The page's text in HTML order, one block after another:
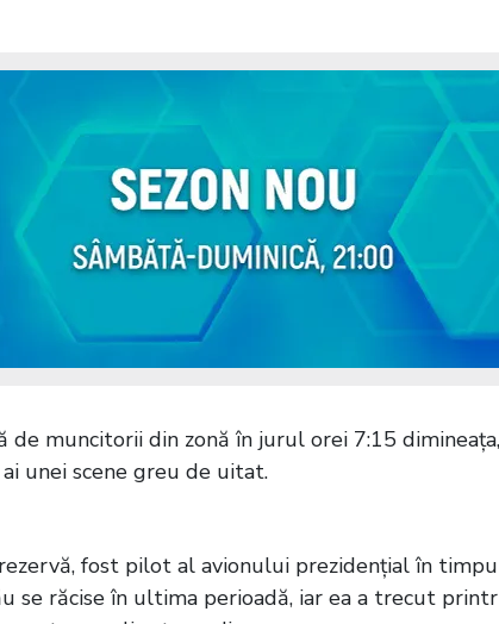
de muncitorii din zonă în jurul orei 7:15 dimineața,
unei scene greu de uitat.
fost pilot al avionului prezidențial în
se răcise în ultima perioadă, iar ea a trecut